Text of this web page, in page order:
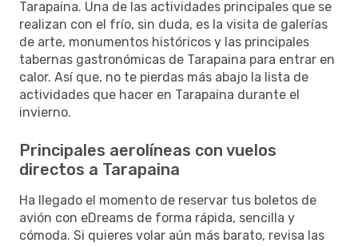
Tarapaina. Una de las actividades principales que se
realizan con el frío, sin duda, es la visita de galerías
de arte, monumentos históricos y las principales
tabernas gastronómicas de Tarapaina para entrar en
calor. Así que, no te pierdas más abajo la lista de
actividades que hacer en Tarapaina durante el
invierno.
Principales aerolíneas con vuelos
directos a Tarapaina
Ha llegado el momento de reservar tus boletos de
avión con eDreams de forma rápida, sencilla y
cómoda. Si quieres volar aún más barato, revisa las